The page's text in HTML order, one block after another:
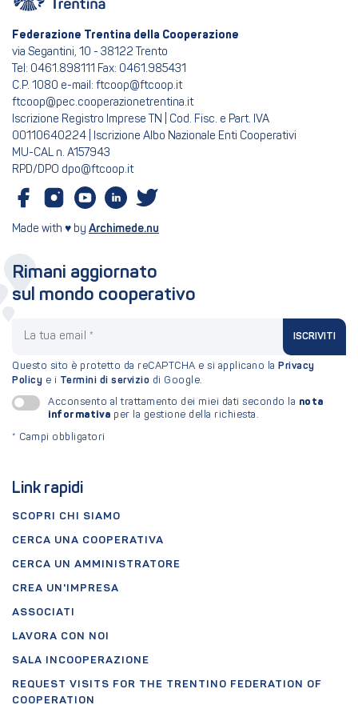
Federazione Trentina della Cooperazione
via Segantini, 10 - 38122 Trento
Tel: 0461.898111 Fax: 0461.985431
C.P. 1080 e-mail: ftcoop@ftcoop.it
ftcoop@pec.cooperazionetrentina.it
Iscrizione Registro Imprese TN | Cod. Fisc. e Part. IVA
00110640224 | Iscrizione Albo Nazionale Enti Cooperativi
MU-CAL n. A157943
RPD/DPO dpo@ftcoop.it
Made with ♥ by Archimede.nu
Link rapidi
SCOPRI CHI SIAMO
CERCA UNA COOPERATIVA
CERCA UN AMMINISTRATORE
CREA UN'IMPRESA
ASSOCIATI
LAVORA CON NOI
SALA INCOOPERAZIONE
REQUEST VISITS FOR THE TRENTINO FEDERATION OF
COOPERATION
Rimani aggiornato
sul mondo cooperativo
ISCRIVITI
Questo sito è protetto da reCAPTCHA e si applicano la Privacy
Policy e i Termini di servizio di Google.
Acconsento al trattamento dei miei dati secondo la nota
informativa per la gestione della richiesta.
* Campi obbligatori